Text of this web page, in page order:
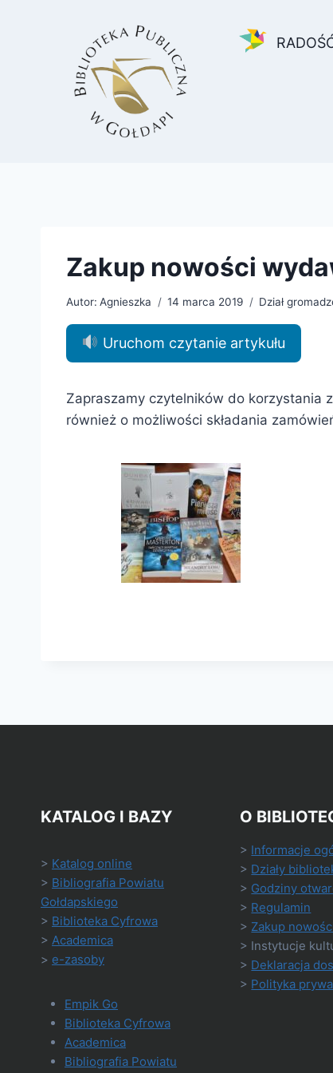
Zakup nowości
Autor: Agnieszka 14 marca 2019 Dział
Uruchom czytanie artykułu
Zapraszamy czytelników do korzystania
również o możliwości składania
KATALOG I BAZY
> Katalog online
> Bibliografia Powiatu
Gołdapskiego
> Biblioteka Cyfrowa
> Academica
> e-zasoby
Empik Go
Biblioteka Cyfrowa
Academica
Bibliografia Powiatu
O
> Informacje
> Działy
> Godziny
> Regulamin
> Zakup
> Instytucje
> Deklaracja
> Polityka